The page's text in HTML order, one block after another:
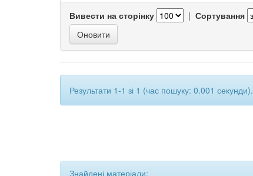
Вивести на сторінку | Сортування
Результати 1-1 зі 1 (час пошуку: 0.001 секунди).
Знайдені матеріали: